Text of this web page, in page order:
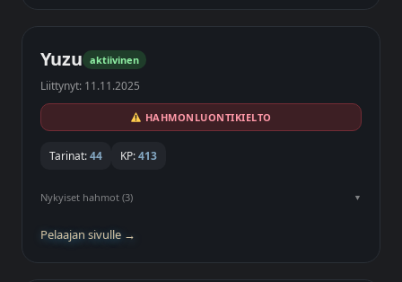
Yuzu aktiivinen
Liittynyt: 11.11.2025
HAHMONLUONTIKIELTO
Tarinat:44 KP:413
Nykyiset hahmot (3)
Pelaajan sivulle →